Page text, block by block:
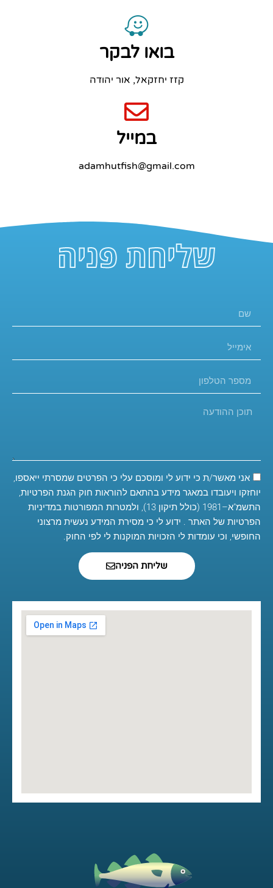
בואו לבקר
קזז יחזקאל, אור יהודה
במייל
adamhutfish@gmail.com
שליחת פניה
אני מאשר/ת כי ידוע לי ומוסכם עלי כי הפרטים שמסרתי ייאספו,
יוחזקו ויעובדו במאגר מידע בהתאם להוראות חוק הגנת הפרטיות,
התשמ"א–1981 (כולל תיקון 13), ולמטרות המפורטות במדיניות
הפרטיות של האתר . ידוע לי כי מסירת המידע נעשית מרצוני
החופשי, וכי עומדות לי הזכויות המוקנות לי לפי החוק.
שליחת הפניה